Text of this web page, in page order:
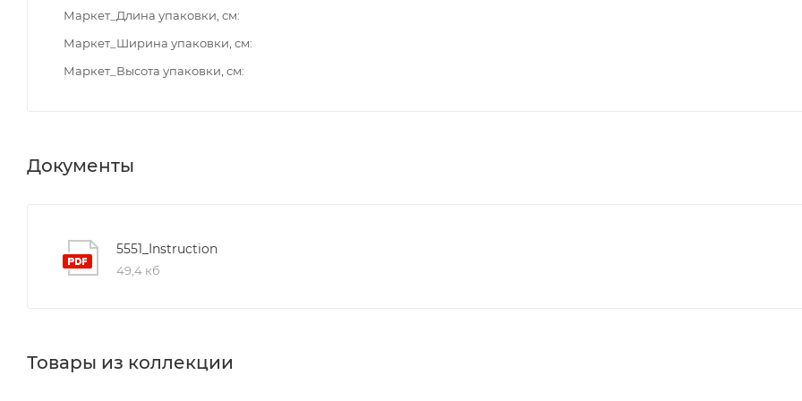
Маркет_Длина упаковки, см
Маркет_Ширина упаковки, см
Маркет_Высота упаковки, см
Документы
5551_Instruction
49,4 кб
Товары из коллекции